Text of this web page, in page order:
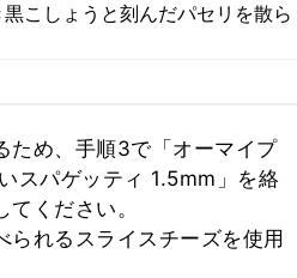
こしょうと刻んだパセリを散ら
ため、手順3で「オーマイプ
スパゲッティ 1.5mm」を絡
ください。
られるスライスチーズを使用